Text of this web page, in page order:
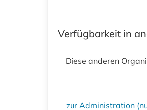
Verfügbarkeit in
Diese anderen
zur Administration